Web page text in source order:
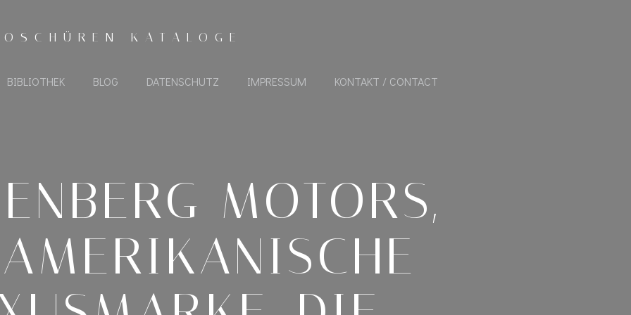
KATALOGE
BIBLIOTHEK BLOG DATENSCHUTZ IMPRESSUM KONTAKT / CONTACT
MOTORS,